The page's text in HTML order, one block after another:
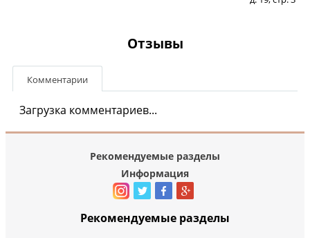
Отзывы
Комментарии
Загрузка комментариев...
Рекомендуемые разделы
Информация
Рекомендуемые разделы